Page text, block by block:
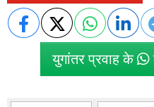
युगांतर प्रवाह के